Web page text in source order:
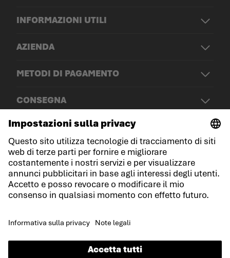
INFORMAZIONI UTILI
AZIENDA
METODI DI PAGAMENTO
CONSEGNA
© LOWA Sportschuhe GmbH
Note legali
Protezione dei dati